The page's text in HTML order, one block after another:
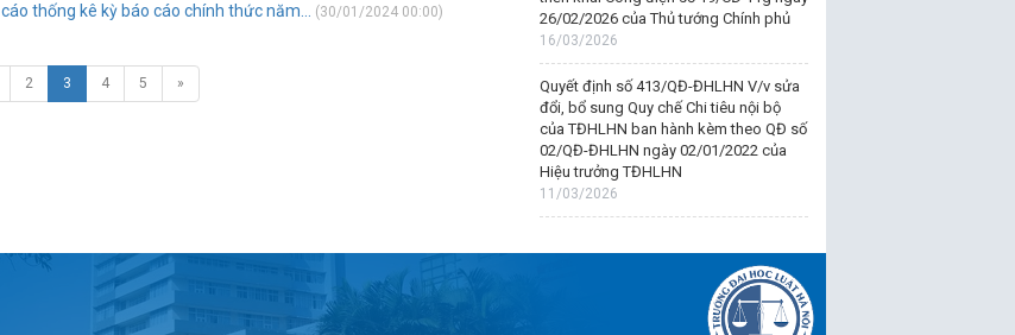
thống kê kỳ báo cáo chính thức năm... (30/01/2024 00:00)
2 3 4 5 »
26/02/2026 của Thủ tướng Chính phủ
16/03/2026
Quyết định số 413/QĐ-ĐHLHN V/v sửa
đổi, bổ sung Quy chế Chi tiêu nội bộ
của TĐHLHN ban hành kèm theo QĐ số
02/QĐ-ĐHLHN ngày 02/01/2022 của
Hiệu trưởng TĐHLHN
11/03/2026